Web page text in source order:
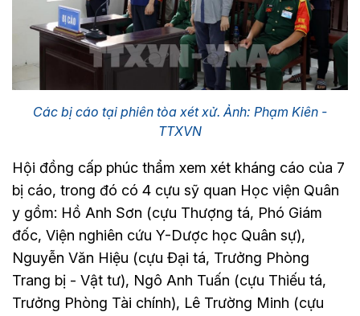
Các bị cáo tại phiên tòa xét xử. Ảnh: Phạm Kiên -
TTXVN
Hội đồng cấp phúc thẩm xem xét kháng cáo của 7
bị cáo, trong đó có 4 cựu sỹ quan Học viện Quân
y gồm: Hồ Anh Sơn (cựu Thượng tá, Phó Giám
đốc, Viện nghiên cứu Y-Dược học Quân sự),
Nguyễn Văn Hiệu (cựu Đại tá, Trưởng Phòng
Trang bị - Vật tư), Ngô Anh Tuấn (cựu Thiếu tá,
Trưởng Phòng Tài chính), Lê Trường Minh (cựu